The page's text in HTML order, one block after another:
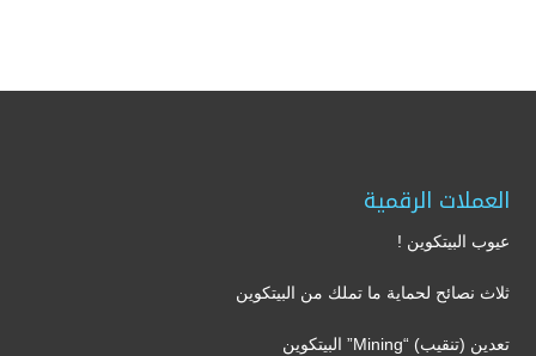
العملات الرقمية
عيوب البيتكوين !
ثلاث نصائح لحماية ما تملك من البيتكوين
تعدين (تنقيب) “Mining” البيتكوين